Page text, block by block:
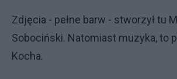
Zdjęcia - pełne barw - stworzył tu
Sobociński. Natomiast muzyka, to
Kocha.